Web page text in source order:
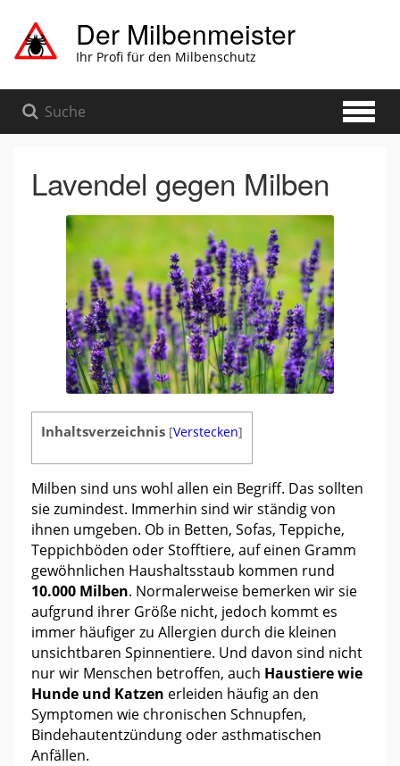
Hauptinhalt
springen
Der Milbenmeister
Ihr Profi für den Milbenschutz
Lavendel gegen Milben
Inhaltsverzeichnis [Verstecken]
Milben sind uns wohl allen ein Begriff. Das sollten
sie zumindest. Immerhin sind wir ständig von
ihnen umgeben. Ob in Betten, Sofas, Teppiche,
Teppichböden oder Stofftiere, auf einen Gramm
gewöhnlichen Haushaltsstaub kommen rund
10.000 Milben. Normalerweise bemerken wir sie
aufgrund ihrer Größe nicht, jedoch kommt es
immer häufiger zu Allergien durch die kleinen
unsichtbaren Spinnentiere. Und davon sind nicht
nur wir Menschen betroffen, auch Haustiere wie
Hunde und Katzen erleiden häufig an den
Symptomen wie chronischen Schnupfen,
Bindehautentzündung oder asthmatischen
Anfällen.